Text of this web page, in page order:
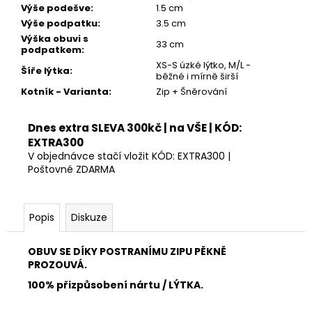
Výše podešve:
1.5 cm
Výše podpatku:
3.5 cm
Výška obuvi s
podpatkem:
33 cm
Šíře lýtka:
XS-S úzké lýtko, M/L -
běžné i mírně širší
Kotník - Varianta: Zip + Šněrování
Dnes extra SLEVA 300kč | na VŠE | KÓD:
EXTRA300
V objednávce stačí vložit KÓD: EXTRA300 |
Poštovné ZDARMA
Popis Diskuze
OBUV SE DÍKY POSTRANÍMU ZIPU PĚKNĚ
PROZOUVÁ.
100% přizpůsobení nártu / LÝTKA.